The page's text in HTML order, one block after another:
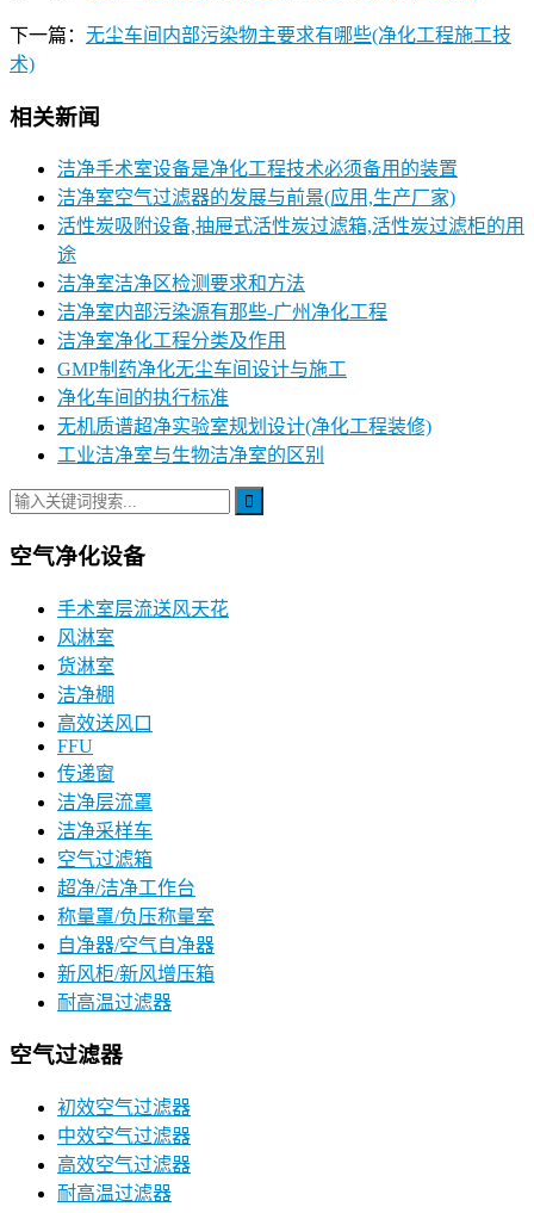
下一篇： 无尘车间内部污染物主要求有哪些(净化工程施工技
术)
相关新闻
洁净手术室设备是净化工程技术必须备用的装置
洁净室空气过滤器的发展与前景(应用,生产厂家)
活性炭吸附设备,抽屉式活性炭过滤箱,活性炭过滤柜的用
途
洁净室洁净区检测要求和方法
洁净室内部污染源有那些-广州净化工程
洁净室净化工程分类及作用
GMP制药净化无尘车间设计与施工
净化车间的执行标准
无机质谱超净实验室规划设计(净化工程装修)
工业洁净室与生物洁净室的区别
空气净化设备
手术室层流送风天花
风淋室
货淋室
洁净棚
高效送风口
FFU
传递窗
洁净层流罩
洁净采样车
空气过滤箱
超净/洁净工作台
称量罩/负压称量室
自净器/空气自净器
新风柜/新风增压箱
耐高温过滤器
空气过滤器
初效空气过滤器
中效空气过滤器
高效空气过滤器
耐高温过滤器